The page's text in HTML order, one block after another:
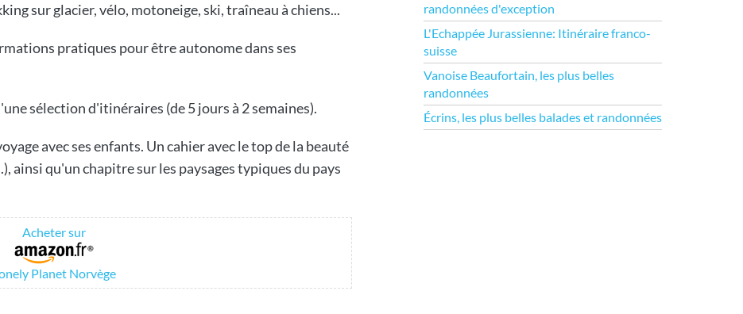
sur glacier, vélo, motoneige, ski, traîneau à chiens...
pratiques pour être autonome dans ses
sélection d'itinéraires (de 5 jours à 2 semaines).
avec ses enfants. Un cahier avec le top de la beauté
ainsi qu'un chapitre sur les paysages typiques du pays
Acheter sur
Planet Norvège
randonnées d'exception
L'Echappée Jurassienne: Itinéraire franco-
suisse
Vanoise Beaufortain, les plus belles
randonnées
Écrins, les plus belles balades et randonnées